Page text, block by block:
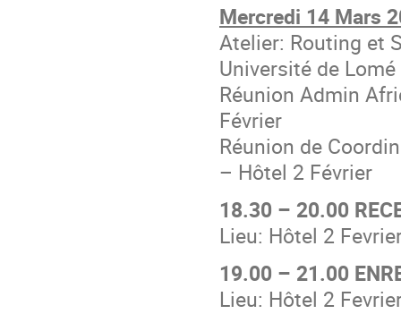
Mercredi 14 Mars
Atelier: Routing et
Université de Lomé
Réunion Admin
Février
Réunion de
– Hôtel 2 Février
18.30 – 20.00
Lieu: Hôtel 2
19.00 – 21.00
Lieu: Hôtel 2